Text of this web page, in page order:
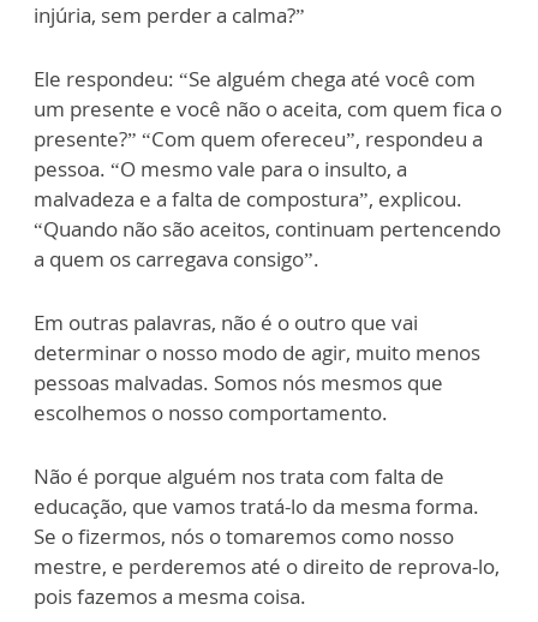
injúria, sem perder a calma?”
Ele respondeu: “Se alguém chega até você com
um presente e você não o aceita, com quem fica o
presente?” “Com quem ofereceu”, respondeu a
pessoa. “O mesmo vale para o insulto, a
malvadeza e a falta de compostura”, explicou.
“Quando não são aceitos, continuam pertencendo
a quem os carregava consigo”.
Em outras palavras, não é o outro que vai
determinar o nosso modo de agir, muito menos
pessoas malvadas. Somos nós mesmos que
escolhemos o nosso comportamento.
Não é porque alguém nos trata com falta de
educação, que vamos tratá-lo da mesma forma.
Se o fizermos, nós o tomaremos como nosso
mestre, e perderemos até o direito de reprova-lo,
pois fazemos a mesma coisa.